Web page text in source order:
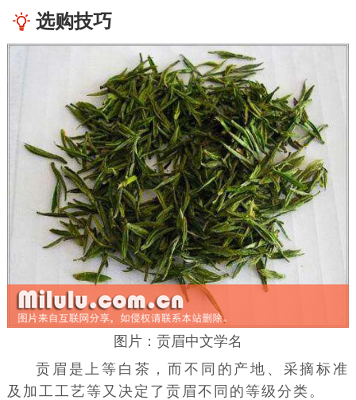
选购技巧
图片：贡眉中文学名
贡眉是上等白茶，而不同的产地、采摘标准
及加工工艺等又决定了贡眉不同的等级分类。